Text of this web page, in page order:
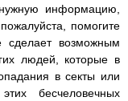
информацию,
помогите
сделает возможным
людей, которые в
в секты или
бесчеловечных